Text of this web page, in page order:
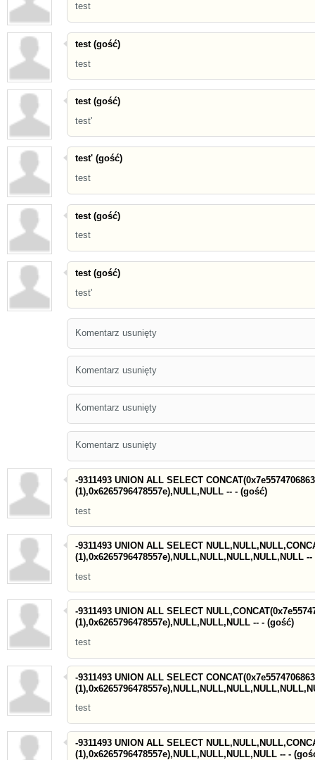
test
test (gość)
test
test (gość)
test'
test' (gość)
test
test (gość)
test
test (gość)
test'
Komentarz usunięty
Komentarz usunięty
Komentarz usunięty
Komentarz usunięty
-9311493 UNION ALL SELECT
(1),0x6265796478557e),NULL,NULL -- - (gość)
test
-9311493 UNION ALL SELECT
(1),0x6265796478557e),NULL,NULL,NULL,NULL,NULL
test
-9311493 UNION ALL SELECT
(1),0x6265796478557e),NULL,NULL,NULL -- - (gość)
test
-9311493 UNION ALL SELECT
test
-9311493 UNION ALL SELECT
(1),0x6265796478557e),NULL,NULL,NULL,NULL -- -